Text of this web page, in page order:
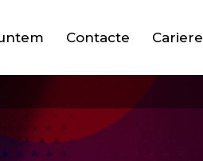
Contacte Cariere